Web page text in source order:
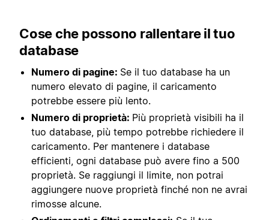
Cose che possono rallentare il tuo
database
Numero di pagine: Se il tuo database ha un
numero elevato di pagine, il caricamento
potrebbe essere più lento.
Numero di proprietà: Più proprietà visibili ha il
tuo database, più tempo potrebbe richiedere il
caricamento. Per mantenere i database
efficienti, ogni database può avere fino a 500
proprietà. Se raggiungi il limite, non potrai
aggiungere nuove proprietà finché non ne avrai
rimosse alcune.